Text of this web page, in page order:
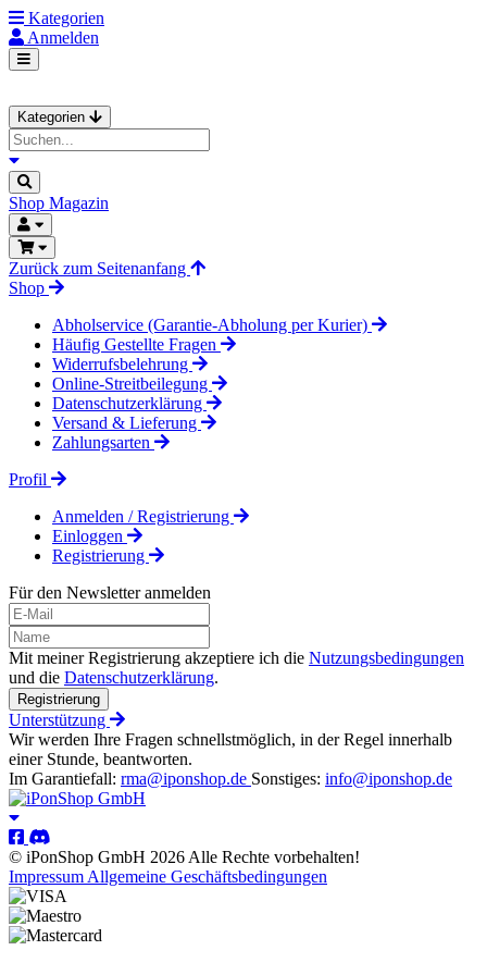
Kategorien
Anmelden
Kategorien
Shop Magazin
Zurück zum Seitenanfang
Shop
Abholservice (Garantie-Abholung per Kurier)
Häufig Gestellte Fragen
Widerrufsbelehrung
Online-Streitbeilegung
Datenschutzerklärung
Versand & Lieferung
Zahlungsarten
Profil
Anmelden / Registrierung
Einloggen
Registrierung
Für den Newsletter anmelden
Mit meiner Registrierung akzeptiere ich die Nutzungsbedingungen
und die Datenschutzerklärung.
Registrierung
Unterstützung
Wir werden Ihre Fragen schnellstmöglich, in der Regel innerhalb
einer Stunde, beantworten.
Im Garantiefall: rma@iponshop.de Sonstiges: info@iponshop.de
© iPonShop GmbH 2026 Alle Rechte vorbehalten!
Impressum Allgemeine Geschäftsbedingungen